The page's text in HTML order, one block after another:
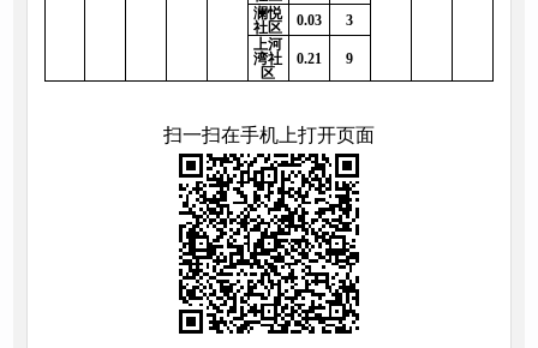
澜悦
社区
0.03
3
上河
湾社
区
0.21 9
扫一扫在手机上打开页面